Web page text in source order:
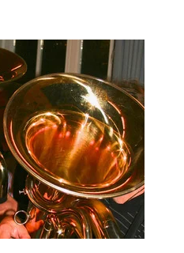
Mittelshuchting, Sodenmatt,